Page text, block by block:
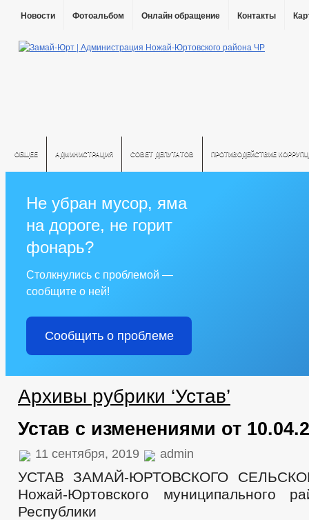
Новости Фотоальбом Онлайн обращение Контакты
ОБЩЕЕ АДМИНИСТРАЦИЯ СОВЕТ ДЕПУТАТОВ ПРОТИВОДЕЙСТВИЕ
Не убран мусор, яма
на дороге, не горит
фонарь?
Столкнулись с проблемой —
сообщите о ней!
Сообщить о проблеме
Архивы рубрики ‘Устав’
Устав с изменениями от
11 сентября, 2019 admin
УСТАВ ЗАМАЙ-ЮРТОВСКОГО
Ножай-Юртовского муниципального
Республики